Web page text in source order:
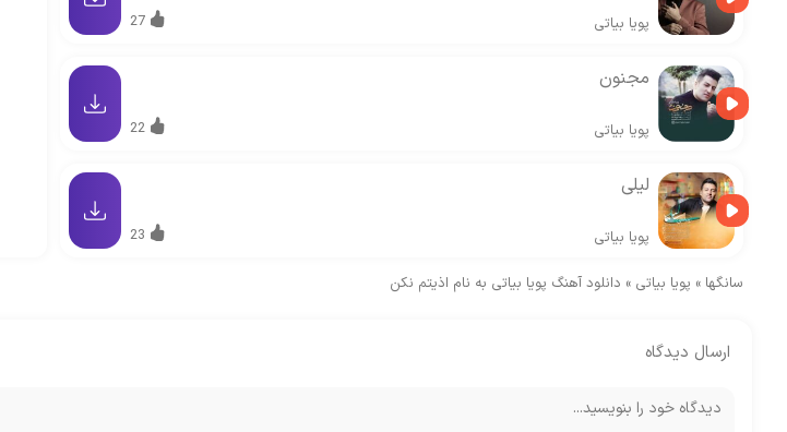
پویا بیاتی 27
مجنون
پویا بیاتی 22
لیلی
پویا بیاتی 23
سانگها » پویا بیاتی » دانلود آهنگ پویا بیاتی به نام اذیتم نکن
ارسال دیدگاه